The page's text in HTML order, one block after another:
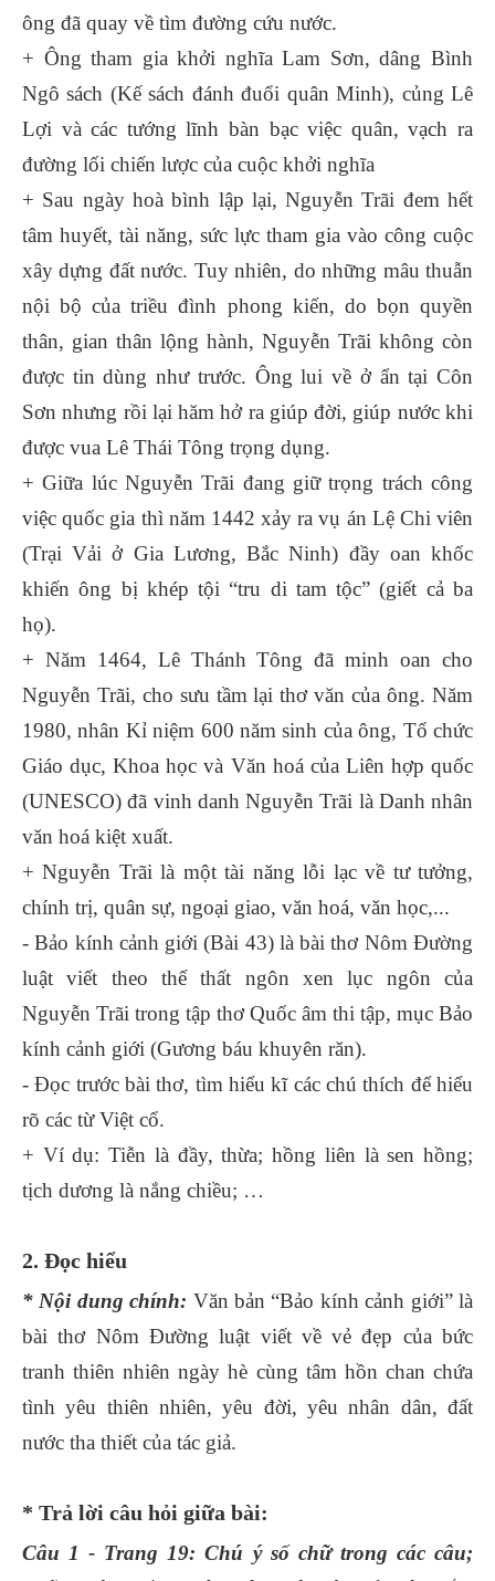
ông đã quay về tìm đường cứu nước.
+ Ông tham gia khởi nghĩa Lam Sơn, dâng Bình
Ngô sách (Kế sách đánh đuổi quân Minh), củng Lê
Lợi và các tướng lĩnh bàn bạc việc quân, vạch ra
đường lối chiến lược của cuộc khởi nghĩa
+ Sau ngày hoà bình lập lại, Nguyễn Trãi đem hết
tâm huyết, tài năng, sức lực tham gia vào công cuộc
xây dựng đất nước. Tuy nhiên, do những mâu thuẫn
nội bộ của triều đình phong kiến, do bọn quyền
thân, gian thân lộng hành, Nguyễn Trãi không còn
được tin dùng như trước. Ông lui về ở ẩn tại Côn
Sơn nhưng rồi lại hăm hở ra giúp đời, giúp nước khi
được vua Lê Thái Tông trọng dụng.
+ Giữa lúc Nguyễn Trãi đang giữ trọng trách công
việc quốc gia thì năm 1442 xảy ra vụ án Lệ Chi viên
(Trại Vải ở Gia Lương, Bắc Ninh) đầy oan khốc
khiến ông bị khép tội “tru di tam tộc” (giết cả ba
họ).
+ Năm 1464, Lê Thánh Tông đã minh oan cho
Nguyễn Trãi, cho sưu tầm lại thơ văn của ông. Năm
1980, nhân Kỉ niệm 600 năm sinh của ông, Tổ chức
Giáo dục, Khoa học và Văn hoá của Liên hợp quốc
(UNESCO) đã vinh danh Nguyễn Trãi là Danh nhân
văn hoá kiệt xuất.
+ Nguyễn Trãi là một tài năng lỗi lạc về tư tưởng,
chính trị, quân sự, ngoại giao, văn hoá, văn học,...
- Bảo kính cảnh giới (Bài 43) là bài thơ Nôm Đường
luật viết theo thể thất ngôn xen lục ngôn của
Nguyễn Trãi trong tập thơ Quốc âm thi tập, mục Bảo
kính cảnh giới (Gương báu khuyên răn).
- Đọc trước bài thơ, tìm hiểu kĩ các chú thích để hiểu
rõ các từ Việt cổ.
+ Ví dụ: Tiễn là đầy, thừa; hồng liên là sen hồng;
tịch dương là nắng chiều; …
2. Đọc hiểu
* Nội dung chính: Văn bản “Bảo kính cảnh giới” là
bài thơ Nôm Đường luật viết về vẻ đẹp của bức
tranh thiên nhiên ngày hè cùng tâm hồn chan chứa
tình yêu thiên nhiên, yêu đời, yêu nhân dân, đất
nước tha thiết của tác giả.
* Trả lời câu hỏi giữa bài:
Câu 1 - Trang 19: Chú ý số chữ trong các câu;